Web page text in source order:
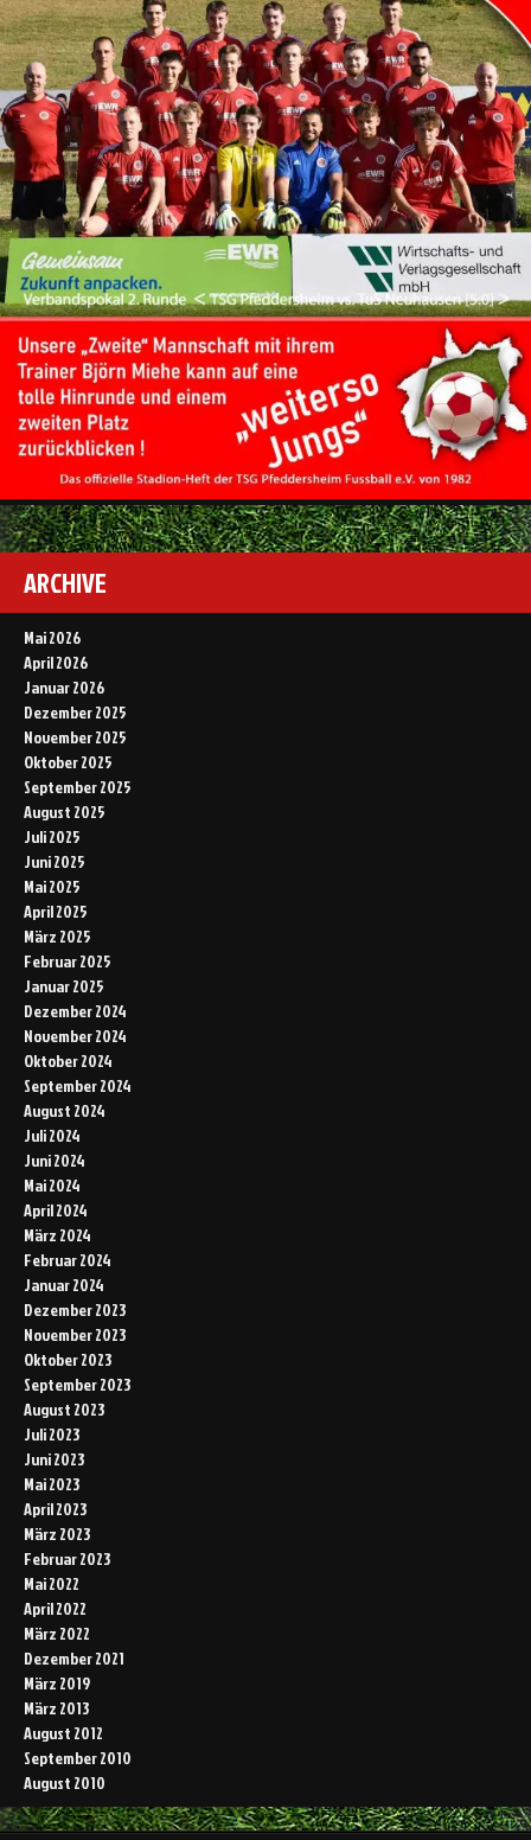
ARCHIVE
Mai 2026
April 2026
Januar 2026
Dezember 2025
November 2025
Oktober 2025
September 2025
August 2025
Juli 2025
Juni 2025
Mai 2025
April 2025
März 2025
Februar 2025
Januar 2025
Dezember 2024
November 2024
Oktober 2024
September 2024
August 2024
Juli 2024
Juni 2024
Mai 2024
April 2024
März 2024
Februar 2024
Januar 2024
Dezember 2023
November 2023
Oktober 2023
September 2023
August 2023
Juli 2023
Juni 2023
Mai 2023
April 2023
März 2023
Februar 2023
Mai 2022
April 2022
März 2022
Dezember 2021
März 2019
März 2013
August 2012
September 2010
August 2010